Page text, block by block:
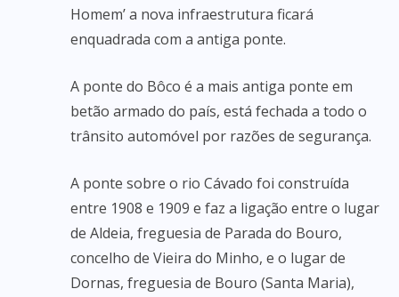
Homem’ a nova infraestrutura ficará
enquadrada com a antiga ponte.
A ponte do Bôco é a mais antiga ponte em
betão armado do país, está fechada a todo o
trânsito automóvel por razões de segurança.
A ponte sobre o rio Cávado foi construída
entre 1908 e 1909 e faz a ligação entre o lugar
de Aldeia, freguesia de Parada do Bouro,
concelho de Vieira do Minho, e o lugar de
Dornas, freguesia de Bouro (Santa Maria),